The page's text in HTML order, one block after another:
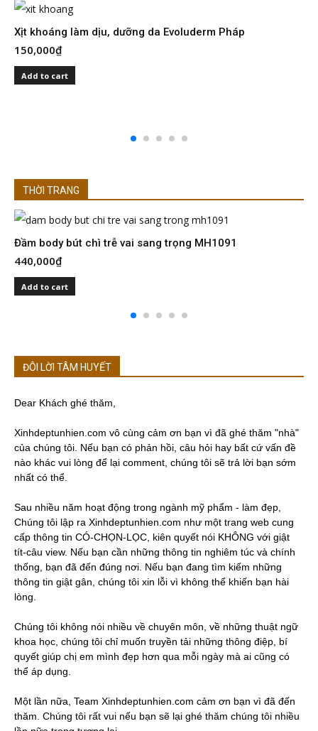
Xịt khoáng làm dịu, dưỡng da Evoluderm Pháp
150,000₫
Add to cart
THỜI TRANG
Đầm body bút chì trễ vai sang trọng MH1091
440,000₫
Add to cart
ĐÔI LỜI TÂM HUYẾT
Dear Khách ghé thăm,
Xinhdeptunhien.com vô cùng cảm ơn bạn vì đã ghé thăm "nhà"
của chúng tôi. Nếu bạn có phản hồi, câu hỏi hay bất cứ vấn đề
nào khác vui lòng để lại comment, chúng tôi sẽ trả lời bạn sớm
nhất có thể.
Sau nhiều năm hoạt động trong ngành mỹ phẩm - làm đẹp,
Chúng tôi lập ra Xinhdeptunhien.com như một trang web cung
cấp thông tin CÓ-CHỌN-LỌC, kiên quyết nói KHÔNG với giật
tít-câu view. Nếu bạn cần những thông tin nghiêm túc và chính
thống, bạn đã đến đúng nơi. Nếu bạn đang tìm kiếm những
thông tin giật gân, chúng tôi xin lỗi vì không thể khiến bạn hài
lòng.
Chúng tôi không nói nhiều về chuyên môn, về những thuật ngữ
khoa học, chúng tôi chỉ muốn truyền tải những thông điệp, bí
quyết giúp chị em mình đẹp hơn qua mỗi ngày mà ai cũng có
thể áp dụng.
Một lần nữa, Team Xinhdeptunhien.com cảm ơn bạn vì đã đến
thăm. Chúng tôi rất vui nếu bạn sẽ lại ghé thăm chúng tôi nhiều